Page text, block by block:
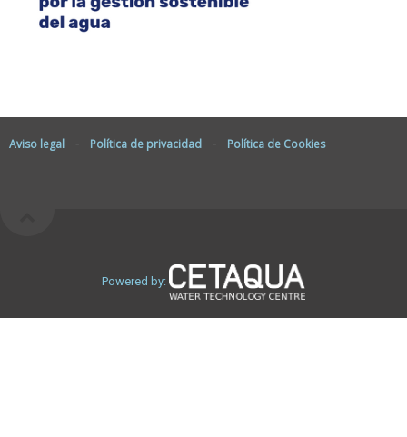
Aviso legal Política de privacidad Política de Cookies
Powered by: